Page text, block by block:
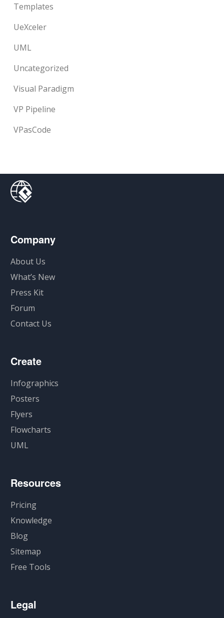
Templates
UeXceler
UML
Uncategorized
Visual Paradigm
VP Pipeline
VPasCode
Company
About Us
What’s New
Press Kit
Forum
Contact Us
Create
Infographics
Posters
Flyers
Flowcharts
UML
Resources
Pricing
Knowledge
Blog
Sitemap
Free Tools
Legal